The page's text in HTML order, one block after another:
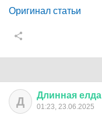
Оригинал статьи
Д Длинная елда
01:23, 23.06.2025